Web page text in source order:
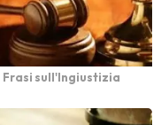
Frasi sull'Ingiustizia